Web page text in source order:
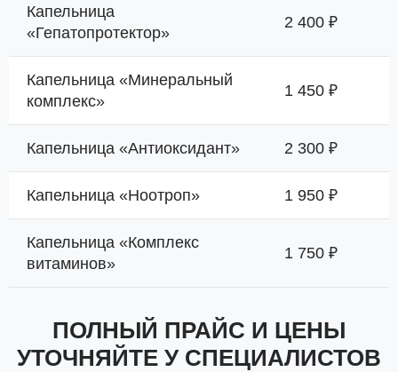
Капельница
«Гепатопротектор»
2 400 ₽
Капельница «Минеральный
комплекс»
1 450 ₽
Капельница «Антиоксидант» 2 300 ₽
Капельница «Ноотроп» 1 950 ₽
Капельница «Комплекс
витаминов»
1 750 ₽
ПОЛНЫЙ ПРАЙС И ЦЕНЫ
УТОЧНЯЙТЕ У СПЕЦИАЛИСТОВ